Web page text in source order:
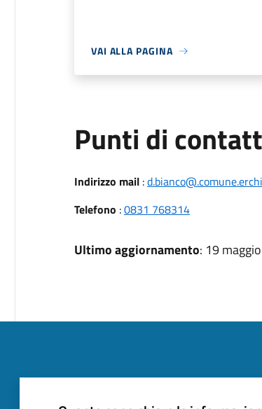
VAI ALLA PAGINA
Punti di
Indirizzo mail:
Telefono :0831 768314
Ultimo aggiornamento: 19